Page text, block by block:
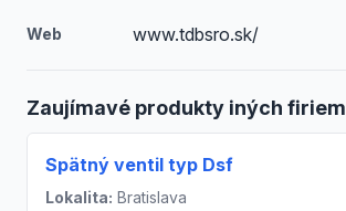
Web www.tdbsro.sk/
Zaujímavé produkty iných firiem
Spätný ventil typ Dsf
Lokalita: Bratislava